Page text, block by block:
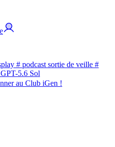
# podcast sortie de veille #
5.6 Sol
au Club iGen !